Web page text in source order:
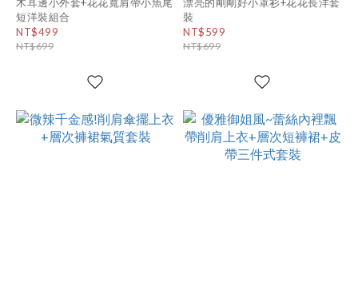
短洋裝組合
NT$499
NT$699
裝
NT$599
NT$699